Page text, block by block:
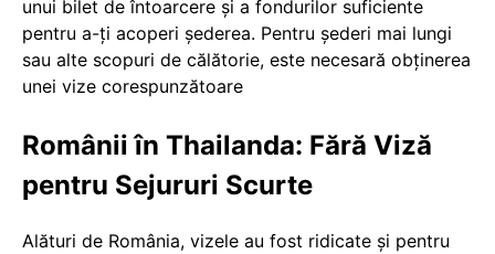
unui bilet de întoarcere și a fondurilor suficiente
pentru a-ți acoperi șederea. Pentru șederi mai lungi
sau alte scopuri de călătorie, este necesară obținerea
unei vize corespunzătoare
Românii în Thailanda: Fără Viză
pentru Sejururi Scurte
Alături de România, vizele au fost ridicate și pentru